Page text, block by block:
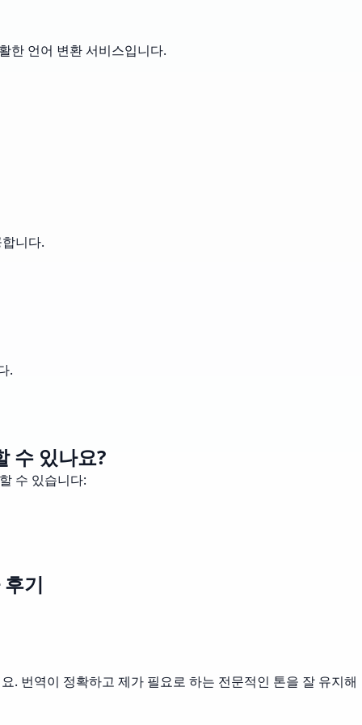
한 언어 변환 서비스입니다.
니다.
.
수 있나요?
수 있습니다:
기
. 번역이 정확하고 제가 필요로 하는 전문적인 톤을 잘 유지해